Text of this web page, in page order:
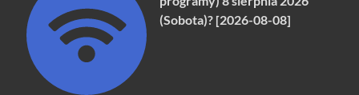
(Sobota)? [2026-08-08]